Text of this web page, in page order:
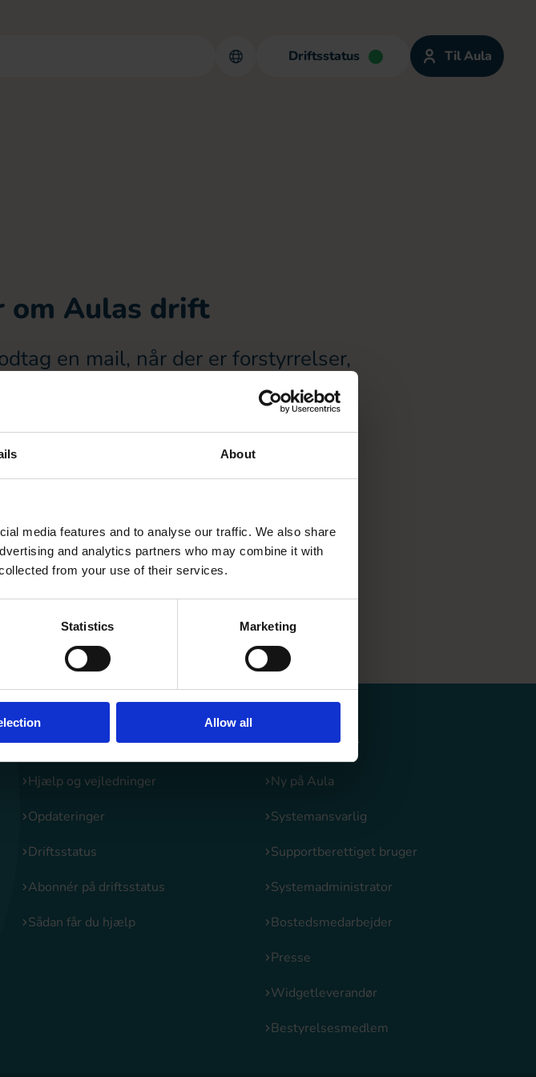
About
media features and to analyse our traffic. We also share
and analytics partners who may combine it with
from your use of their services.
Statistics Marketing
Allow all
Driftsstatus Til Aula
om Aulas drift
en mail, når der er forstyrrelser,
Funktioner i Aula
Hjælp og vejledninger
Opdateringer
Driftsstatus
Abonnér på driftsstatus
Sådan får du hjælp
Til dig som er
Ny på Aula
Systemansvarlig
Supportberettiget bruger
Systemadministrator
Bostedsmedarbejder
Presse
Widgetleverandør
Bestyrelsesmedlem